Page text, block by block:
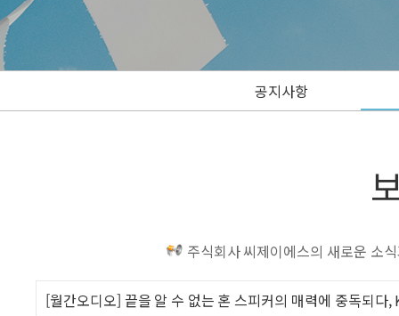
공지사항
주식회사 씨제이에스의 새로운 소
[월간오디오] 끝을 알 수 없는 혼 스피커의 매력에 중독되